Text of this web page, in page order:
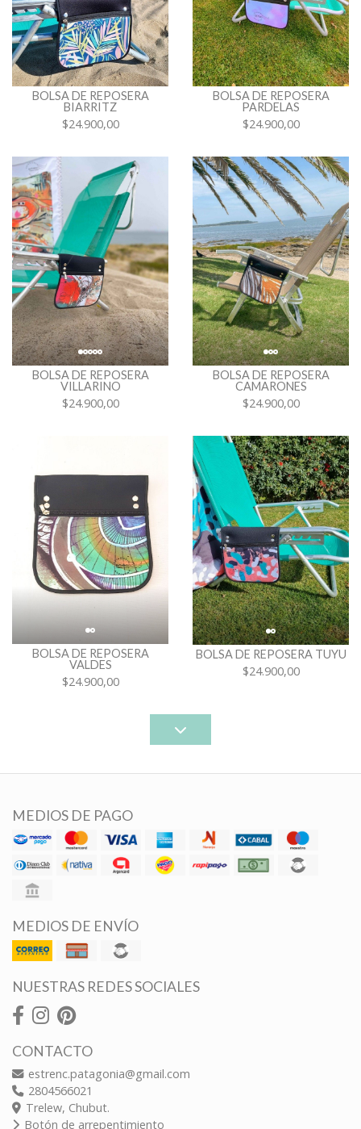
BOLSA DE REPOSERA
BIARRITZ
$24.900,00
BOLSA DE REPOSERA
PARDELAS
$24.900,00
BOLSA DE REPOSERA
VILLARINO
$24.900,00
BOLSA DE REPOSERA
CAMARONES
$24.900,00
BOLSA DE REPOSERA
VALDES
$24.900,00
BOLSA DE REPOSERA TUYU
$24.900,00
MEDIOS DE PAGO
MEDIOS DE ENVÍO
NUESTRAS REDES SOCIALES
CONTACTO
estrenc.patagonia@gmail.com
2804566021
Trelew, Chubut.
Botón de arrepentimiento